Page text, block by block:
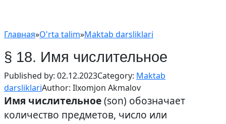
Главная»O'rta talim»Maktab darsliklari
§ 18. Имя числительное
Published by: 02.12.2023Category: Maktab
darsliklariAuthor: Ilxomjon Akmalov
Имя числительное(son) обозначает
количество предметов, число или